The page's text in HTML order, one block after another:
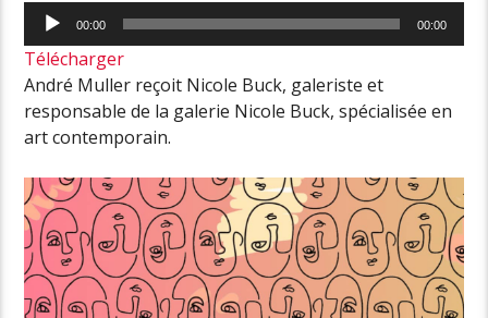
Lecteur
audio
00:00 00:00
Télécharger
André Muller reçoit Nicole Buck, galeriste et
responsable de la galerie Nicole Buck, spécialisée en
art contemporain.